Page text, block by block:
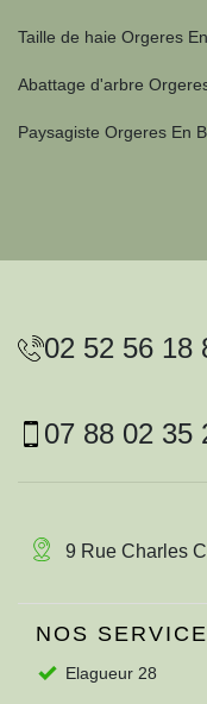
Taille de haie Orgeres
Abattage d'arbre
Paysagiste Orgeres En
02 52 56 18
07 88 02 35
9 Rue Charles
NOS
Elagueur 28